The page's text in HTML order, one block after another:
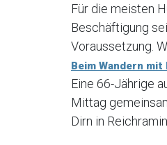
Für die meisten
Beschäftigung
Voraussetzung.
Beim Wandern
Eine 66-Jährige
Mittag
Dirn in